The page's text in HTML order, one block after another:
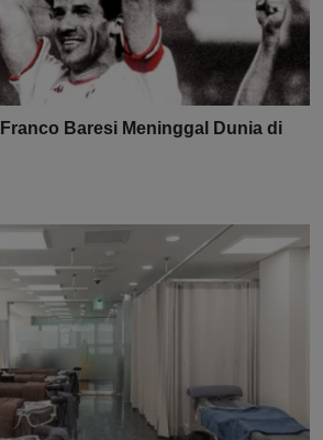
Baresi Meninggal Dunia di